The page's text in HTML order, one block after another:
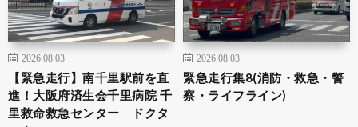
2026.08.03
【緊急走行】南千里駅前を直
進！大阪府済生会千里病院 千
里救命救急センター ドクタ
2026.08.03
緊急走行集8(消防・救急・警
察・ライフライン)